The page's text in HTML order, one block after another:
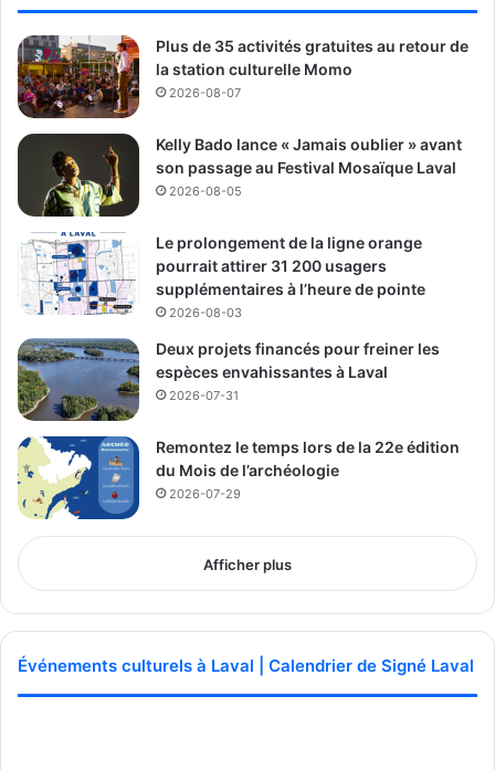
Plus de 35 activités gratuites au retour de
la station culturelle Momo
2026-08-07
Kelly Bado lance « Jamais oublier » avant
son passage au Festival Mosaïque Laval
2026-08-05
Le prolongement de la ligne orange
pourrait attirer 31 200 usagers
supplémentaires à l’heure de pointe
2026-08-03
Deux projets financés pour freiner les
espèces envahissantes à Laval
2026-07-31
Remontez le temps lors de la 22e édition
du Mois de l’archéologie
2026-07-29
Afficher plus
Événements culturels à Laval | Calendrier de Signé Laval